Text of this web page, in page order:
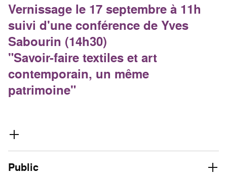
Vernissage le 17 septembre à 11h
suivi d'une conférence de Yves
Sabourin (14h30)
"Savoir-faire textiles et art
contemporain, un même
patrimoine"
Public